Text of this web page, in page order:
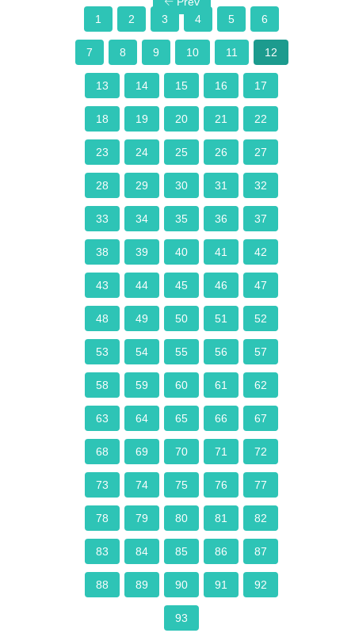
1
2 3 4 5 6
7 8 9 10 11 12
13 14 15 16 17
18 19 20 21 22
23 24 25 26 27
28 29 30 31 32
33 34 35 36 37
38 39 40 41 42
43 44 45 46 47
48 49 50 51 52
53 54 55 56 57
58 59 60 61 62
63 64 65 66 67
68 69 70 71 72
73 74 75 76 77
78 79 80 81 82
83 84 85 86 87
88 89 90 91 92
93